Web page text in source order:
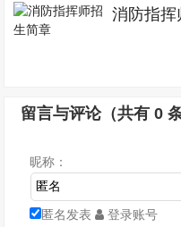
消防指
留言与评论（共有0
昵称：
匿名发表 登录账号